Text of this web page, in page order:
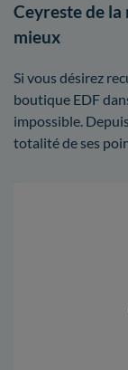
Ceyreste de
mieux
Si vous désirez
boutique EDF
impossible.
totalité de ses